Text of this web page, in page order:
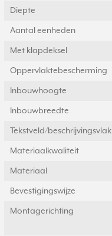
Diepte
Aantal eenheden
Met klapdeksel
Oppervlaktebescherming
Inbouwhoogte
Inbouwbreedte
Tekstveld/beschrijvingsvlak
Materiaalkwaliteit
Materiaal
Bevestigingswijze
Montagerichting